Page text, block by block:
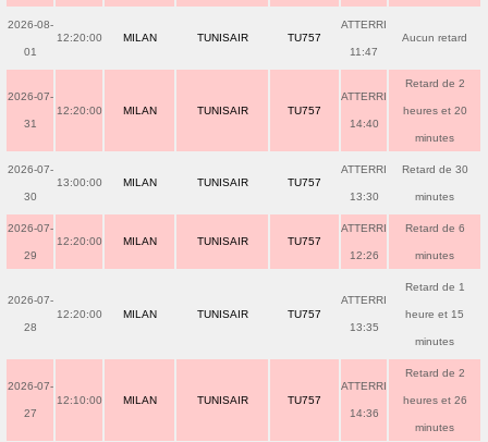
2026-08-
01
12:20:00 MILAN TUNISAIR TU757
ATTERRI
11:47
Aucun retard
2026-07-
31
12:20:00 MILAN TUNISAIR TU757
ATTERRI
14:40
Retard de 2
heures et 20
minutes
2026-07-
30
13:00:00 MILAN TUNISAIR TU757
ATTERRI
13:30
Retard de 30
minutes
2026-07-
29
12:20:00 MILAN TUNISAIR TU757
ATTERRI
12:26
Retard de 6
minutes
2026-07-
28
12:20:00 MILAN TUNISAIR TU757
ATTERRI
13:35
Retard de 1
heure et 15
minutes
2026-07-
27
12:10:00 MILAN TUNISAIR TU757
ATTERRI
14:36
Retard de 2
heures et 26
minutes